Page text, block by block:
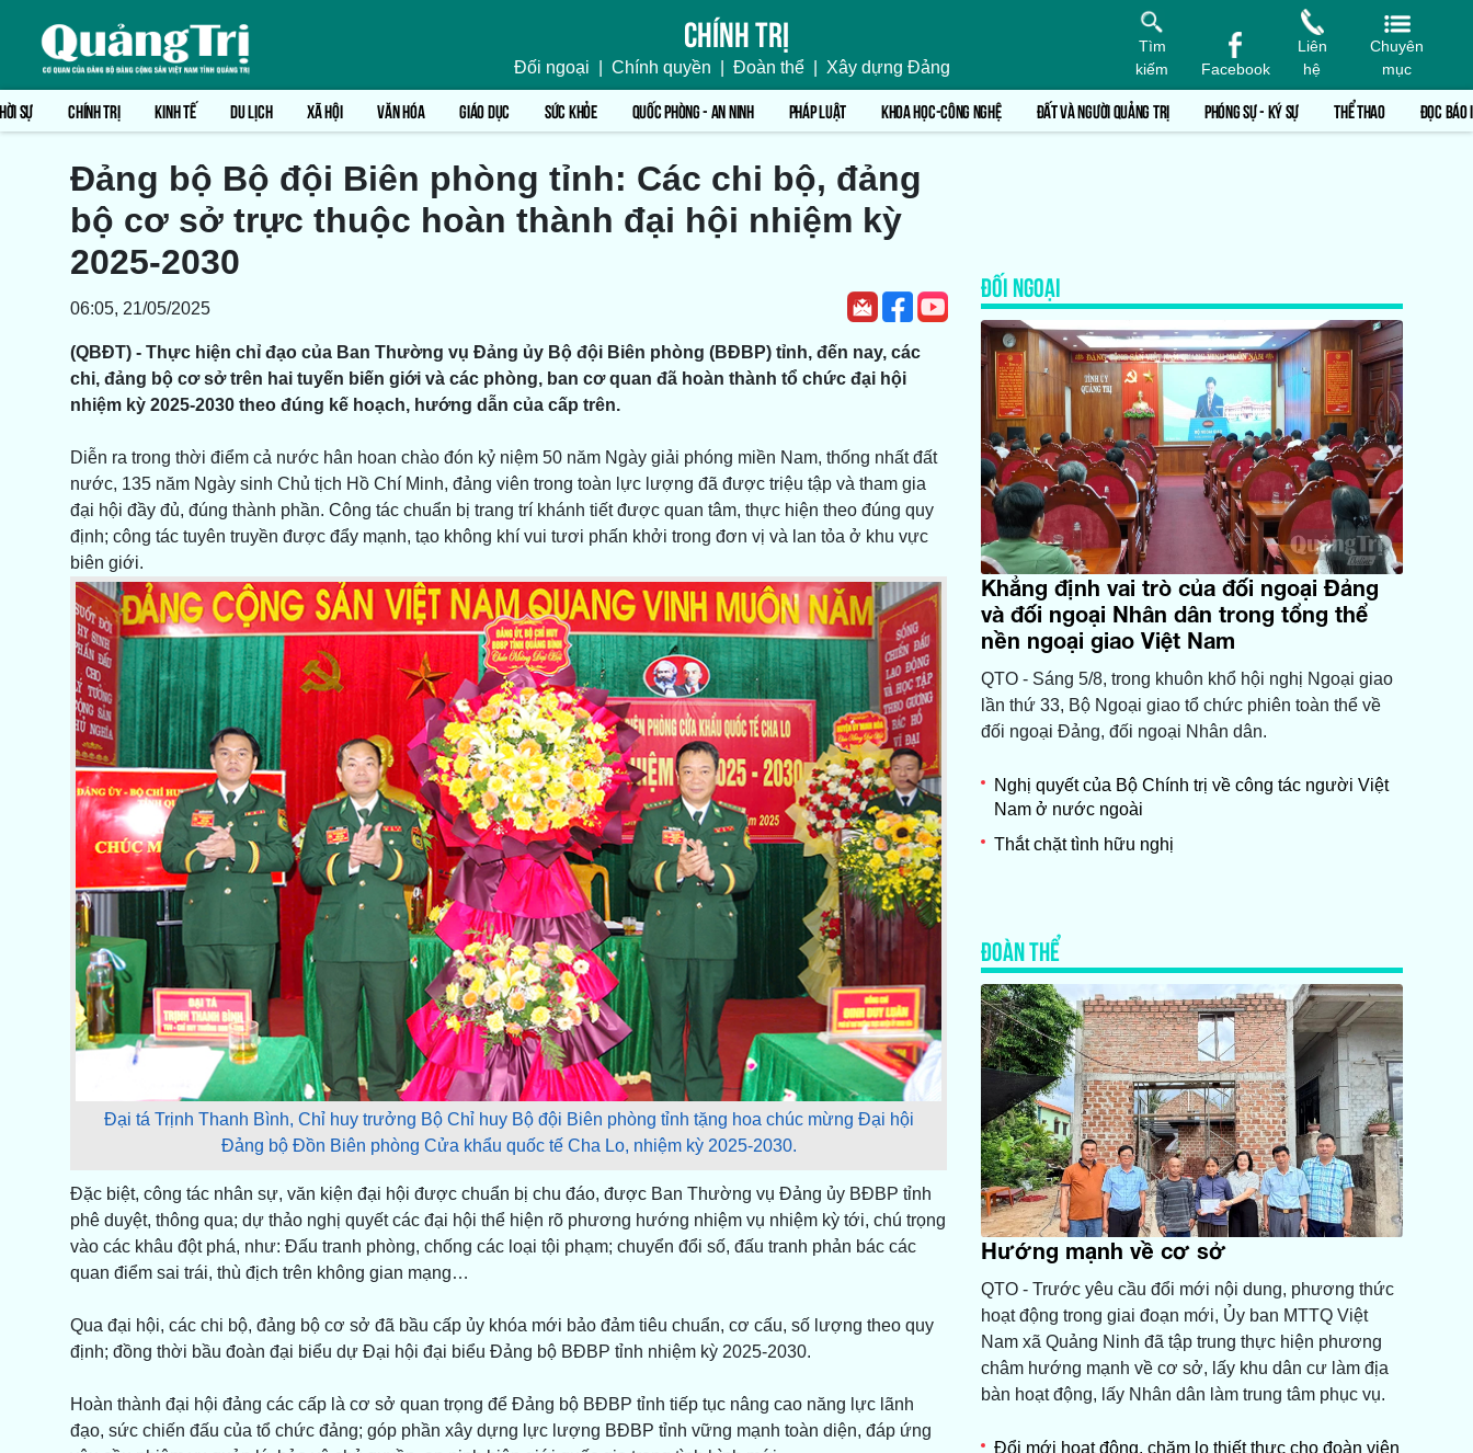
Chính trị
Đối ngoại Chính quyền Đoàn thể Xây dựng Đảng
Tìm
kiếm
Facebook
Liên
hệ
Chuyên
mục
SỰ CHÍNH TRỊ KINH TẾ DU LỊCH XÃ HỘI VĂN HÓA GIÁO DỤC SỨC KHỎE QUỐC PHÒNG - AN NINH PHÁP LUẬT KHOA HỌC-CÔNG NGHỆ ĐẤT VÀ NGƯỜI QUẢNG TRỊ PHÓNG SỰ - KÝ SỰ THỂ THAO ĐỌC BÁO
Đảng bộ Bộ đội Biên phòng tỉnh: Các chi bộ, đảng
bộ cơ sở trực thuộc hoàn thành đại hội nhiệm kỳ
2025-2030
06:05, 21/05/2025
(QBĐT) - Thực hiện chỉ đạo của Ban Thường vụ Đảng ủy Bộ đội Biên phòng (BĐBP) tỉnh, đến nay, các
chi, đảng bộ cơ sở trên hai tuyến biến giới và các phòng, ban cơ quan đã hoàn thành tổ chức đại hội
nhiệm kỳ 2025-2030 theo đúng kế hoạch, hướng dẫn của cấp trên.
Diễn ra trong thời điểm cả nước hân hoan chào đón kỷ niệm 50 năm Ngày giải phóng miền Nam, thống nhất đất
nước, 135 năm Ngày sinh Chủ tịch Hồ Chí Minh, đảng viên trong toàn lực lượng đã được triệu tập và tham gia
đại hội đầy đủ, đúng thành phần. Công tác chuẩn bị trang trí khánh tiết được quan tâm, thực hiện theo đúng quy
định; công tác tuyên truyền được đẩy mạnh, tạo không khí vui tươi phấn khởi trong đơn vị và lan tỏa ở khu vực
biên giới.
Đại tá Trịnh Thanh Bình, Chỉ huy trưởng Bộ Chỉ huy Bộ đội Biên phòng tỉnh tặng hoa chúc mừng Đại hội
Đảng bộ Đồn Biên phòng Cửa khẩu quốc tế Cha Lo, nhiệm kỳ 2025-2030.
Đặc biệt, công tác nhân sự, văn kiện đại hội được chuẩn bị chu đáo, được Ban Thường vụ Đảng ủy BĐBP tỉnh
phê duyệt, thông qua; dự thảo nghị quyết các đại hội thể hiện rõ phương hướng nhiệm vụ nhiệm kỳ tới, chú trọng
vào các khâu đột phá, như: Đấu tranh phòng, chống các loại tội phạm; chuyển đổi số, đấu tranh phản bác các
quan điểm sai trái, thù địch trên không gian mạng…
Qua đại hội, các chi bộ, đảng bộ cơ sở đã bầu cấp ủy khóa mới bảo đảm tiêu chuẩn, cơ cấu, số lượng theo quy
định; đồng thời bầu đoàn đại biểu dự Đại hội đại biểu Đảng bộ BĐBP tỉnh nhiệm kỳ 2025-2030.
Hoàn thành đại hội đảng các cấp là cơ sở quan trọng để Đảng bộ BĐBP tỉnh tiếp tục nâng cao năng lực lãnh
đạo, sức chiến đấu của tổ chức đảng; góp phần xây dựng lực lượng BĐBP tỉnh vững mạnh toàn diện, đáp ứng
ĐỐI NGOẠI
Khẳng định vai trò của đối ngoại Đảng
và đối ngoại Nhân dân trong tổng thể
nền ngoại giao Việt Nam
QTO - Sáng 5/8, trong khuôn khổ hội nghị Ngoại giao
lần thứ 33, Bộ Ngoại giao tổ chức phiên toàn thể về
đối ngoại Đảng, đối ngoại Nhân dân.
Nghị quyết của Bộ Chính trị về công tác người Việt
Nam ở nước ngoài
Thắt chặt tình hữu nghị
ĐOÀN THỂ
Hướng mạnh về cơ sở
QTO - Trước yêu cầu đổi mới nội dung, phương thức
hoạt động trong giai đoạn mới, Ủy ban MTTQ Việt
Nam xã Quảng Ninh đã tập trung thực hiện phương
châm hướng mạnh về cơ sở, lấy khu dân cư làm địa
bàn hoạt động, lấy Nhân dân làm trung tâm phục vụ.
Đổi mới hoạt động, chăm lo thiết thực cho đoàn viên